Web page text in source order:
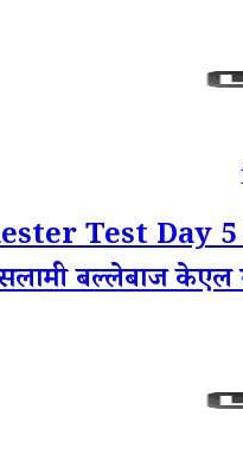
Test Day 5
बल्लेबाज केएल